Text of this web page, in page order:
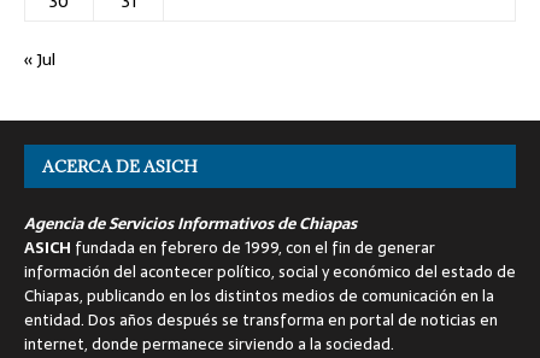
« Jul
ACERCA DE ASICH
Agencia de Servicios Informativos de Chiapas
ASICH fundada en febrero de 1999, con el fin de generar
información del acontecer político, social y económico del estado de
Chiapas, publicando en los distintos medios de comunicación en la
entidad. Dos años después se transforma en portal de noticias en
internet, donde permanece sirviendo a la sociedad.